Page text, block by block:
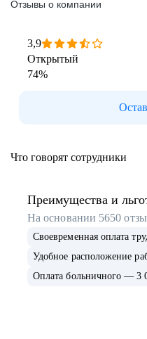
Программа ДМС
Карьерный
Корпоративный
Удобный
Официальное
работы
Стабильная
Проектные и
по
Отзывы о компании
3,9
Открытый
74%
Что говорят сотрудники
Преимущества и
На основании 5650
Оплата больничного — 3